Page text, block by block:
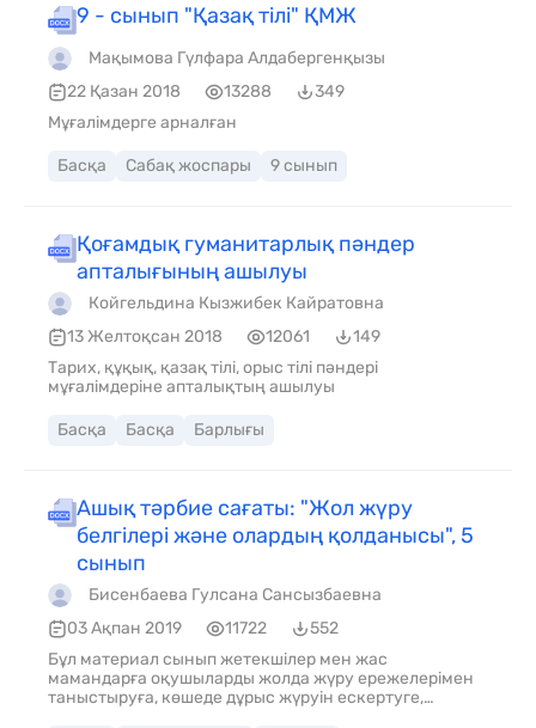
9 - сынып "Қазақ тілі" ҚМЖ
Мақымова Гүлфара Алдабергенқызы
22 Қазан 2018
13288
349
Мұғалімдерге арналған
Басқа Сабақ жоспары 9 сынып
Қоғамдық гуманитарлық пәндер
апталығының ашылуы
Койгельдина Кызжибек Кайратовна
13 Желтоқсан 2018
12061
149
Тарих, құқық, қазақ тілі, орыс тілі пәндері
мұғалімдеріне апталықтың ашылуы
Басқа Басқа Барлығы
Ашық тәрбие сағаты: "Жол жүру
белгілері және олардың қолданысы", 5
сынып
Бисенбаева Гулсана Сансызбаевна
03 Ақпан 2019
11722
552
Бұл материал сынып жетекшілер мен жас
мамандарға оқушыларды жолда жүру ережелерімен
таныстыруға, көшеде дұрыс жүруін ескертуге,